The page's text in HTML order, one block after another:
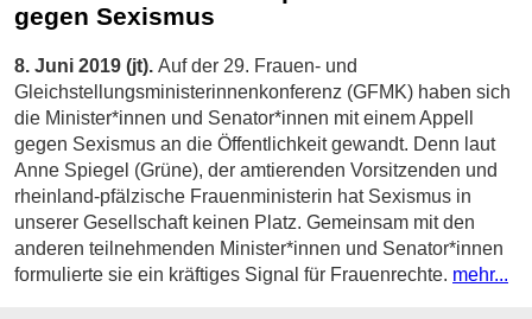
gegen Sexismus
8. Juni 2019 (jt). Auf der 29. Frauen- und
Gleichstellungsministerinnenkonferenz (GFMK) haben sich
die Minister*innen und Senator*innen mit einem Appell
gegen Sexismus an die Öffentlichkeit gewandt. Denn laut
Anne Spiegel (Grüne), der amtierenden Vorsitzenden und
rheinland-pfälzische Frauenministerin hat Sexismus in
unserer Gesellschaft keinen Platz. Gemeinsam mit den
anderen teilnehmenden Minister*innen und Senator*innen
formulierte sie ein kräftiges Signal für Frauenrechte. mehr...